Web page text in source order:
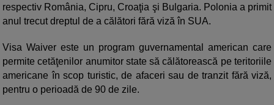
respectiv România, Cipru, Croaţia şi Bulgaria. Polonia a primit
anul trecut dreptul de a călători fără viză în SUA.
Visa Waiver este un program guvernamental american care
permite cetăţenilor anumitor state să călătorească pe teritoriile
americane în scop turistic, de afaceri sau de tranzit fără viză,
pentru o perioadă de 90 de zile.